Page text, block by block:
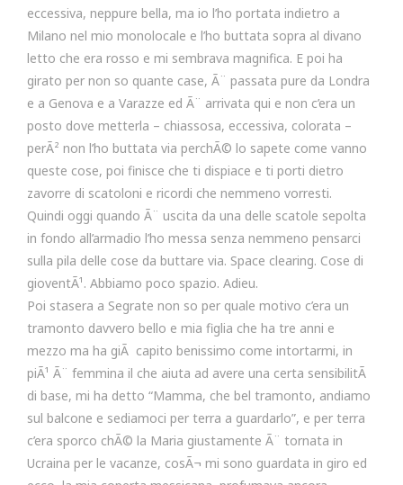
eccessiva, neppure bella, ma io l’ho portata indietro a
Milano nel mio monolocale e l’ho buttata sopra al divano
letto che era rosso e mi sembrava magnifica. E poi ha
girato per non so quante case, Ã¨ passata pure da Londra
e a Genova e a Varazze ed Ã¨ arrivata qui e non c’era un
posto dove metterla – chiassosa, eccessiva, colorata –
perÃ² non l’ho buttata via perchÃ© lo sapete come vanno
queste cose, poi finisce che ti dispiace e ti porti dietro
zavorre di scatoloni e ricordi che nemmeno vorresti.
Quindi oggi quando Ã¨ uscita da una delle scatole sepolta
in fondo all’armadio l’ho messa senza nemmeno pensarci
sulla pila delle cose da buttare via. Space clearing. Cose di
gioventÃ¹. Abbiamo poco spazio. Adieu.
Poi stasera a Segrate non so per quale motivo c’era un
tramonto davvero bello e mia figlia che ha tre anni e
mezzo ma ha giÃ capito benissimo come intortarmi, in
piÃ¹ Ã¨ femmina il che aiuta ad avere una certa sensibilitÃ
di base, mi ha detto “Mamma, che bel tramonto, andiamo
sul balcone e sediamoci per terra a guardarlo”, e per terra
c’era sporco chÃ© la Maria giustamente Ã¨ tornata in
Ucraina per le vacanze, cosÃ¬ mi sono guardata in giro ed